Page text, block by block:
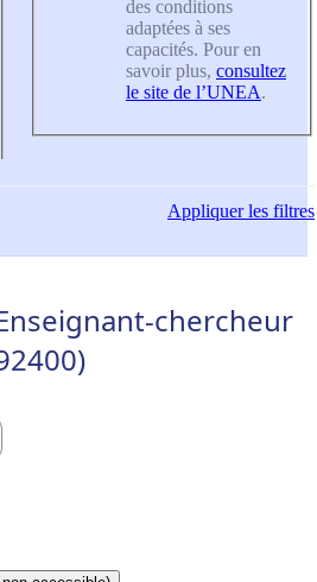
des conditions
adaptées à ses
capacités. Pour en
savoir plus, consultez
le site de l’UNEA.
Appliquerles filtres
chercheur